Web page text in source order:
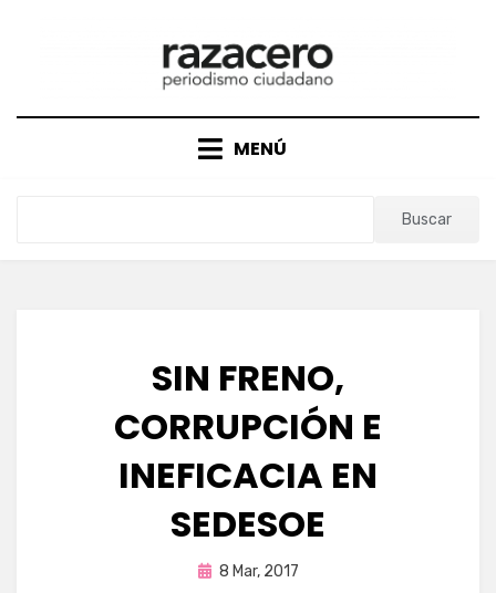
MENÚ
Buscar
SIN FRENO,
CORRUPCIÓN E
INEFICACIA EN
SEDESOE
porFernando Miranda Servín
Publicada
8 Mar, 2017